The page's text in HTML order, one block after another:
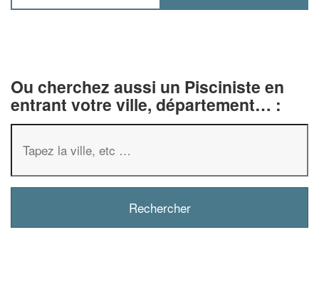
Ou cherchez aussi un Pisciniste en
entrant votre ville, département… :
✕
Vous êtes un
professionnel ?